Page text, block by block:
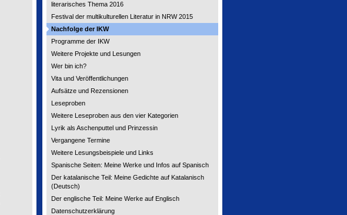
literarisches Thema 2016
Festival der multikulturellen Literatur in NRW 2015
Nachfolge der IKW
Programme der IKW
Weitere Projekte und Lesungen
Wer bin ich?
Vita und Veröffentlichungen
Aufsätze und Rezensionen
Leseproben
Weitere Leseproben aus den vier Kategorien
Lyrik als Aschenputtel und Prinzessin
Vergangene Termine
Weitere Lesungsbeispiele und Links
Spanische Seiten: Meine Werke und Infos auf Spanisch
Der katalanische Teil: Meine Gedichte auf Katalanisch
(Deutsch)
Der englische Teil: Meine Werke auf Englisch
Datenschutzerklärung